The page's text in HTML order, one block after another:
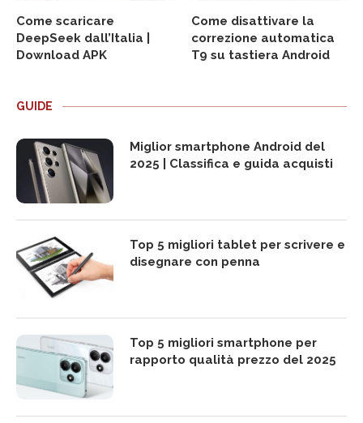
Come scaricare
DeepSeek dall’Italia |
Download APK
Come disattivare la
correzione automatica
T9 su tastiera Android
GUIDE
Miglior smartphone Android del
2025 | Classifica e guida acquisti
Top 5 migliori tablet per scrivere e
disegnare con penna
Top 5 migliori smartphone per
rapporto qualità prezzo del 2025